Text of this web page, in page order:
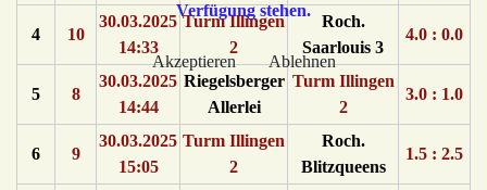
4 10
30.03.2025
14:33
Turm Illingen
2
Roch.
Saarlouis 3
4.0 : 0.0
5 8
30.03.2025
14:44
Riegelsberger
Allerlei
Turm Illingen
2
3.0 : 1.0
6 9
30.03.2025
15:05
Turm Illingen
2
Roch.
Blitzqueens
1.5 : 2.5
Verfügung stehen.
Akzeptieren Ablehnen